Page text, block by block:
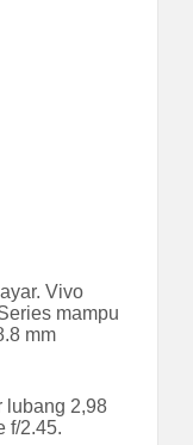
Vivo
mampu
mm
lubang 2,98
f/2.45.